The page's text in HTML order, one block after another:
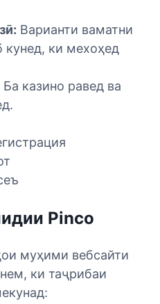
Варианти ваматни
кунед, ки мехоҳед
Ба казино равед ва
Pinco
муҳими вебсайти
ки таҷрибаи